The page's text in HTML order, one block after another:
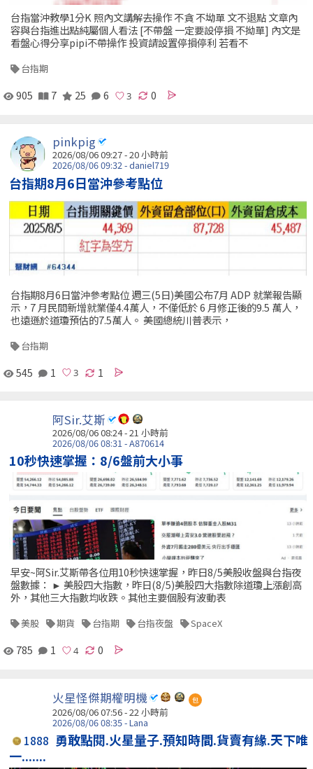
台指當沖教學1分K 照內文講解去操作 不貪 不坳單 文不退點 文章內
容與台指進出點純屬個人看法 [不帶盤 一定要設停損 不拗單] 內文是
看盤心得分享pipi不帶操作 投資請設置停損停利 若看不
台指期
905 7 25 6 0
pinkpig
2026/08/06 09:27 -20 小時前
2026/08/06 09:32 - daniel719
台指期8月6日當沖參考點位
台指期8月6日當沖參考點位 週三(5日)美國公布7月 ADP 就業報告顯
示，7 月民間新增就業僅4.4萬人，不僅低於 6 月修正後的9.5 萬人，
也遠遜於道瓊預估的7.5萬人。 美國總統川普表示，
台指期
545 1 1
阿Sir.艾斯
2026/08/06 08:24 -21 小時前
2026/08/06 08:31 - A870614
10秒快速掌握：8/6盤前大小事
早安~阿Sir.艾斯帶各位用10秒快速掌握，昨日8/5美股收盤與台指夜
盤數據： ► 美股四大指數，昨日(8/5)美股四大指數除道瓊上漲創高
外，其他三大指數均收跌。其他主要個股有波動表
美股 期貨 台指期 台指夜盤 SpaceX
785 1 0
火星怪傑期權明機 包
2026/08/06 07:56 -22 小時前
2026/08/06 08:35 - Lana
1888 勇敢點閱.火星量子.預知時間.貨賣有緣.天下唯
一.......